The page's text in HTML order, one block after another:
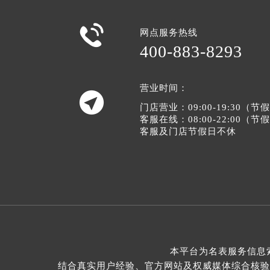
 网点服务热线
400-883-8293

营业时间：
门店营业：09:00-19:30（节
客服在线：08:00-22:00（节
客服及门店节假日不休
本平台为名表服务信
结合真实用户经验、官方网站及权威媒体综合核